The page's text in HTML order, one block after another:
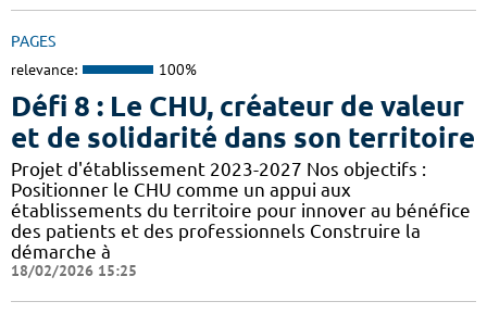
PAGES
relevance: 100%
Défi 8 : Le CHU, créateur de valeur
et de solidarité dans son territoire
Projet d'établissement 2023-2027 Nos objectifs :
Positionner le CHU comme un appui aux
établissements du territoire pour innover au bénéfice
des patients et des professionnels Construire la
démarche à
18/02/2026 15:25